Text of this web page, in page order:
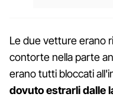
Le due vetture erano
contorte nella parte
erano tutti bloccati
dovuto estrarli dalle